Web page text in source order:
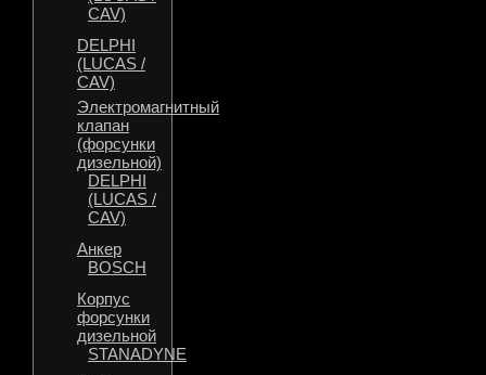
CAV)
DELPHI
(LUCAS /
CAV)
Электромагнитный
клапан
(форсунки
дизельной)
DELPHI
(LUCAS /
CAV)
Анкер
BOSCH
Корпус
форсунки
дизельной
STANADYNE